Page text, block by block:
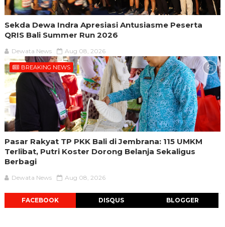
Sekda Dewa Indra Apresiasi Antusiasme Peserta
QRIS Bali Summer Run 2026
Dewata News Aug 08, 2026
BREAKING NEWS
Pasar Rakyat TP PKK Bali di Jembrana: 115 UMKM
Terlibat, Putri Koster Dorong Belanja Sekaligus
Berbagi
Dewata News Aug 08, 2026
FACEBOOK DISQUS BLOGGER